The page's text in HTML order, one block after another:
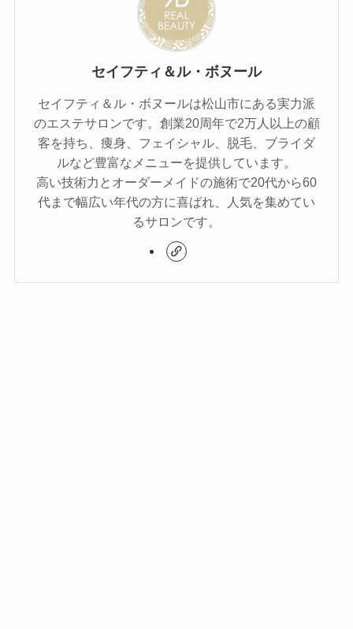
セイフティ＆ル・ボヌール
セイフティ＆ル・ボヌールは松山市にある実力派
のエステサロンです。創業20周年で2万人以上の顧
客を持ち、痩身、フェイシャル、脱毛、ブライダ
ルなど豊富なメニューを提供しています。
高い技術力とオーダーメイドの施術で20代から60
代まで幅広い年代の方に喜ばれ、人気を集めてい
るサロンです。